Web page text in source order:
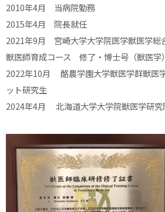
2010年4月 当病院勤務
2015年4月 院長就任
2021年9月 宮崎大学大学院医学獣医学総
獣医師育成コース 修了・博士号（獣医学
2022年10月 酪農学園大学獣医学群獣医
ット研究生
2024年4月 北海道大学大学院獣医学研